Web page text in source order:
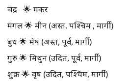
चंद्र 🌟 मकर
मंगल 🌟 मीन (अस्त, पश्चिम , मार्गी)
बुध 🌟 मेष (अस्त, पूर्व, मार्गी)
गुरु 🌟 मिथुन (उदित, पूर्व, मार्गी)
शुक्र 🌟 वृष (उदित, पश्चिम, मार्गी)